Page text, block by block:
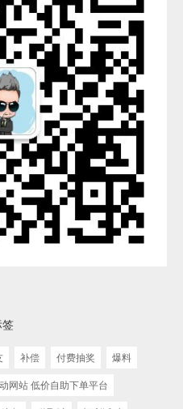
签
补偿 付费抽奖
爆料
网站 低价自助下单平台